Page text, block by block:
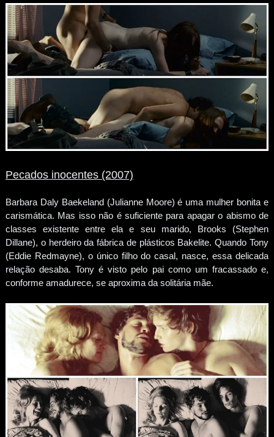
Pecados inocentes (2007)
Barbara Daly Baekeland (Julianne Moore) é uma mulher bonita e
carismática. Mas isso não é suficiente para apagar o abismo de
classes existente entre ela e seu marido, Brooks (Stephen
Dillane), o herdeiro da fábrica de plásticos Bakelite. Quando Tony
(Eddie Redmayne), o único filho do casal, nasce, essa delicada
relação desaba. Tony é visto pelo pai como um fracassado e,
conforme amadurece, se aproxima da solitária mãe.